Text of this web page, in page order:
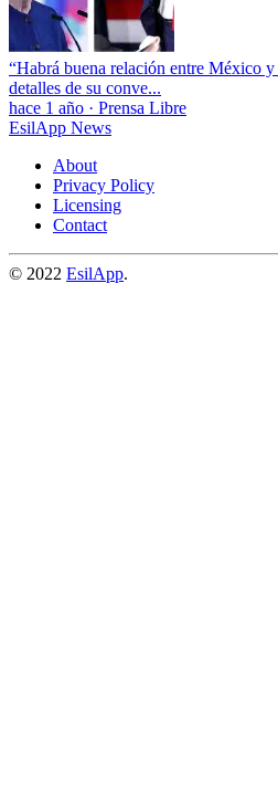
“Habrá buena relación entre México
detalles de su conve...
hace 1 año · Prensa Libre
EsilApp News
About
Privacy Policy
Licensing
Contact
© 2022 EsilApp.